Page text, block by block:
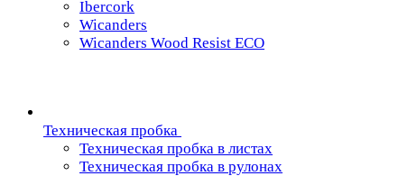
Ibercork
Wicanders
Wicanders Wood Resist ECO
Техническая пробка
Техническая пробка в листах
Техническая пробка в рулонах